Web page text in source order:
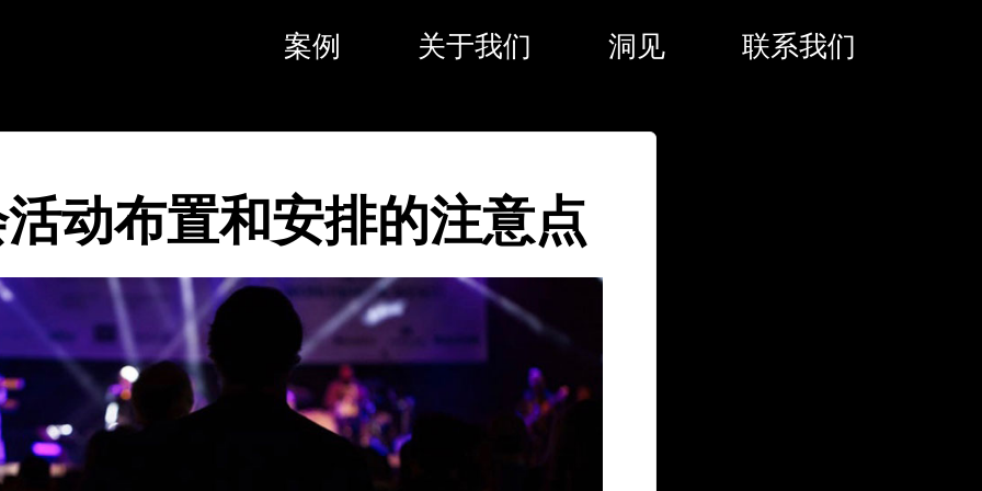
案例 关于我们 洞见 联系我们
动布置和安排的注意点